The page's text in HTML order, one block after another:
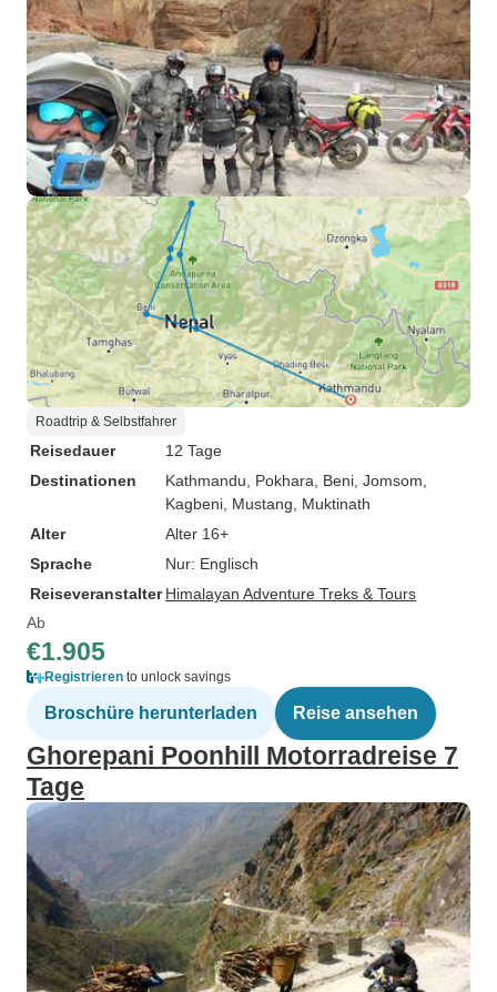
Roadtrip & Selbstfahrer
Reisedauer
12 Tage
Destinationen
Kathmandu , Pokhara , Beni , Jomsom
Kagbeni , Mustang , Muktinath
Alter
Alter 16+
Sprache
Nur: Englisch
Reiseveranstalter Himalayan Adventure Treks & Tours
Ab
€1.905
Registrieren to unlock savings
Broschüre herunterladen Reise ansehen
Ghorepani Poonhill Motorradreise 7
Tage